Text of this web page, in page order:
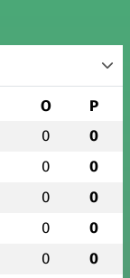
O P
0 0
0 0
0 0
0 0
0 0